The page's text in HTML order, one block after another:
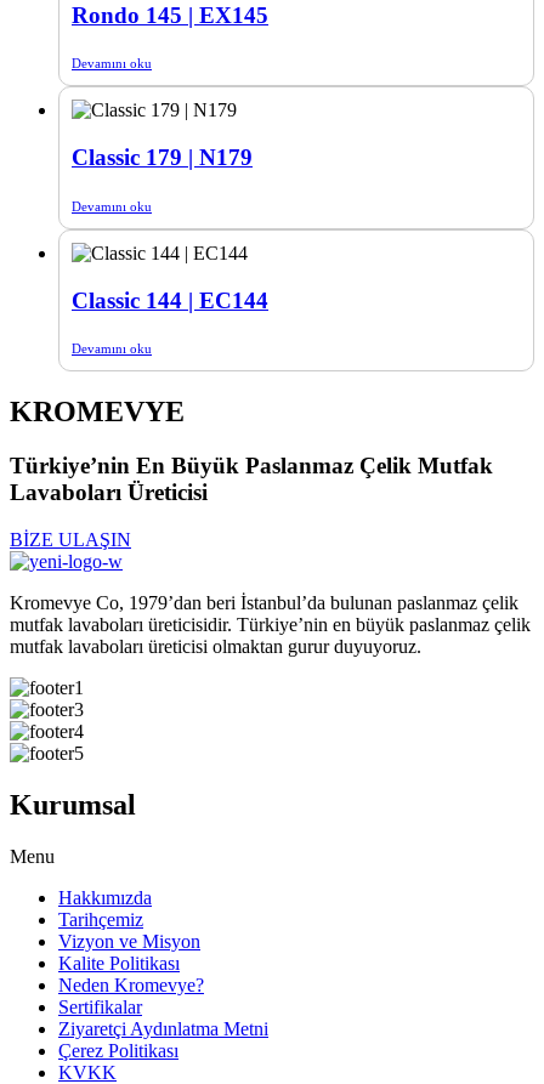
Rondo 145 | EX145
Devamını oku
Classic 179 | N179
Devamını oku
Classic 144 | EC144
Devamını oku
KROMEVYE
Türkiye’nin En Büyük Paslanmaz Çelik Mutfak
Lavaboları Üreticisi
BİZE ULAŞIN
Kromevye Co, 1979’dan beri İstanbul’da bulunan paslanmaz çelik
mutfak lavaboları üreticisidir. Türkiye’nin en büyük paslanmaz çelik
mutfak lavaboları üreticisi olmaktan gurur duyuyoruz.
Kurumsal
Menu
Hakkımızda
Tarihçemiz
Vizyon ve Misyon
Kalite Politikası
Neden Kromevye?
Sertifikalar
Ziyaretçi Aydınlatma Metni
Çerez Politikası
KVKK